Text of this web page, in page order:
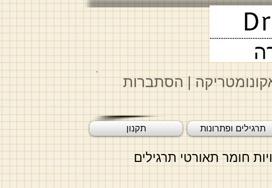
קונומטריקה|הסתברות
חומר תאורטי תרגילים
תקנון תרגילים ופתרונות